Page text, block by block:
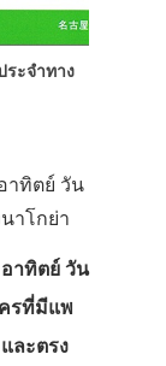
ระจำทาง
าทิตย์ วัน
าโกย่า
าทิตย์ วัน
รที่มีแพ
ละตรง